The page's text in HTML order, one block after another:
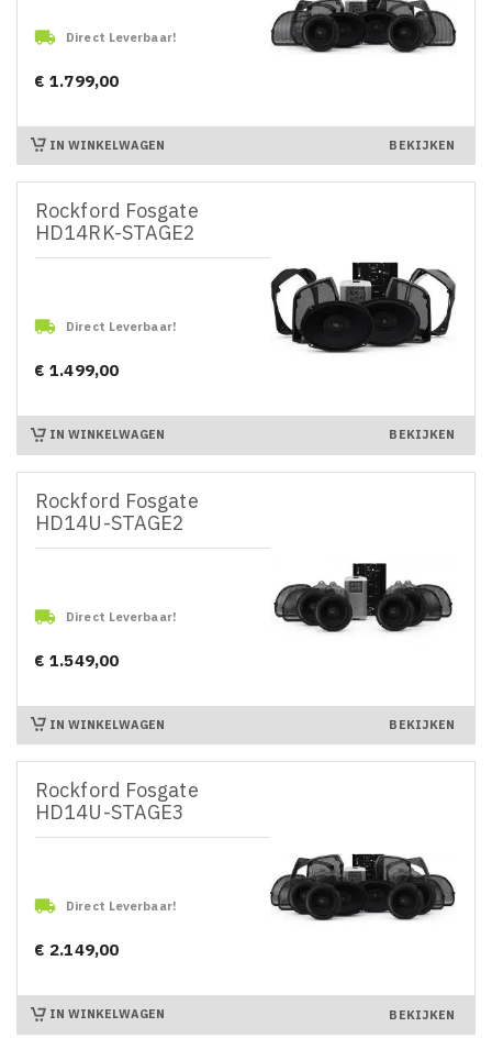
 Direct Leverbaar!
Prijs
€ 1.799,00
IN WINKELWAGEN BEKIJKEN
Rockford Fosgate
HD14RK-STAGE2
 Direct Leverbaar!
Prijs
€ 1.499,00
IN WINKELWAGEN BEKIJKEN
Rockford Fosgate
HD14U-STAGE2
 Direct Leverbaar!
Prijs
€ 1.549,00
IN WINKELWAGEN BEKIJKEN
Rockford Fosgate
HD14U-STAGE3
 Direct Leverbaar!
Prijs
€ 2.149,00
IN WINKELWAGEN BEKIJKEN